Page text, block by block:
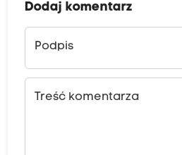
Dodaj komentarz
Podpis
Treść komentarza